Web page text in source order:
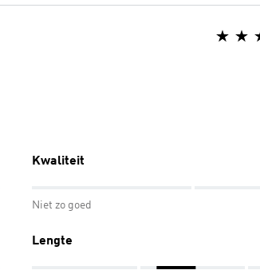
Kwaliteit
Niet zo goed
Lengte